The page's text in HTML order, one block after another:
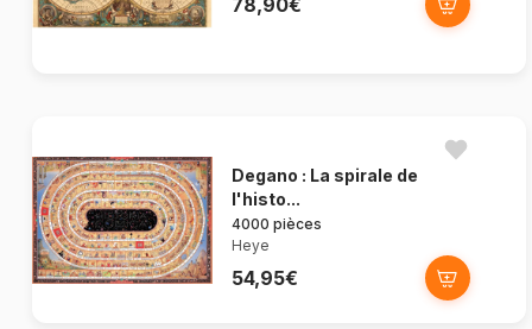
78,90€
Degano : La spirale de
l'histo...
4000 pièces
Heye
54,95€